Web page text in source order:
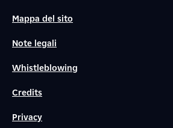
Mappa del sito
Note legali
Whistleblowing
Credits
Privacy